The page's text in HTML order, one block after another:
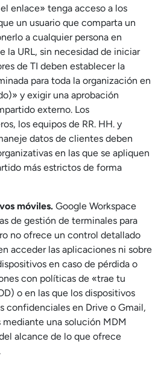
enlace» tenga acceso a los
un usuario que comparta un
a cualquier persona en
la URL, sin necesidad de iniciar
de TI deben establecer la
para toda la organización en
y exigir una aprobación
externo. Los
los equipos de RR. HH. y
datos de clientes deben
en las que se apliquen
más estrictos de forma
móviles. Google Workspace
de gestión de terminales para
no ofrece un control detallado
acceder las aplicaciones ni sobre
en caso de pérdida o
con políticas de «trae tu
o en las que los dispositivos
confidenciales en Drive o Gmail,
una solución MDM
alcance de lo que ofrece